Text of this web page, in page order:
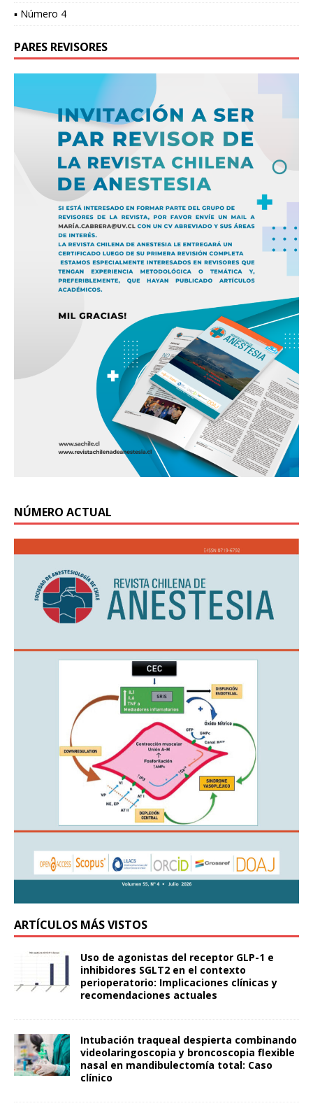
▪ Número 4
PARES REVISORES
NÚMERO ACTUAL
ARTÍCULOS MÁS VISTOS
Uso de agonistas del receptor GLP-1 e
inhibidores SGLT2 en el contexto
perioperatorio: Implicaciones clínicas y
recomendaciones actuales
Intubación traqueal despierta combinando
videolaringoscopia y broncoscopia flexible
nasal en mandibulectomía total: Caso
clínico